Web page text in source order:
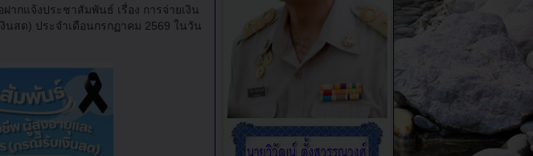
กแจ้งประชาสัมพันธ์ เรื่อง การจ่ายเงิน
นสด) ประจำเดือนกรกฏาคม 2569 ในวัน